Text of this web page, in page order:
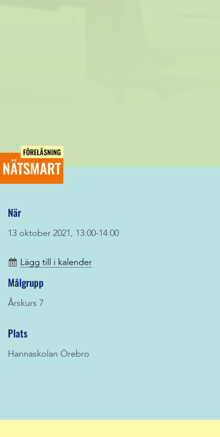
FÖRELÄSNING
NÄTSMART
När
13 oktober 2021, 13:00-14:00
Lägg till i kalender
Målgrupp
Årskurs 7
Plats
Hannaskolan Örebro